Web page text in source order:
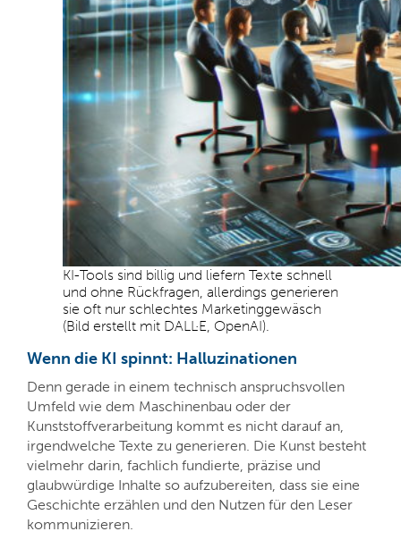
KI-Tools sind billig und liefern Texte schnell
und ohne Rückfragen, allerdings generieren
sie oft nur schlechtes Marketinggewäsch
(Bild erstellt mit DALL·E, OpenAI).
Wenn die KI spinnt: Halluzinationen
Denn gerade in einem technisch anspruchsvollen
Umfeld wie dem Maschinenbau oder der
Kunststoffverarbeitung kommt es nicht darauf an,
irgendwelche Texte zu generieren. Die Kunst besteht
vielmehr darin, fachlich fundierte, präzise und
glaubwürdige Inhalte so aufzubereiten, dass sie eine
Geschichte erzählen und den Nutzen für den Leser
kommunizieren.